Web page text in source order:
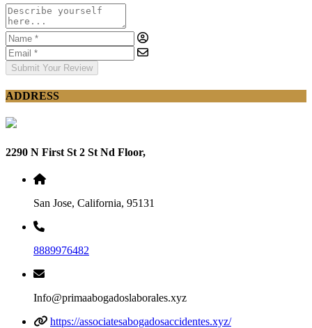
Submit Your Review
ADDRESS
2290 N First St 2 St Nd Floor,
San Jose, California, 95131
8889976482
Info@primaabogadoslaborales.xyz
https://associatesabogadosaccidentes.xyz/